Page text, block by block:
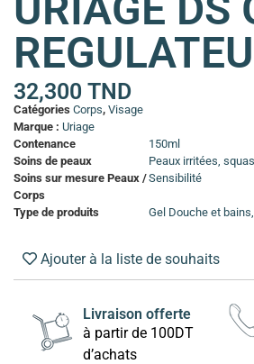
32,300TND
Catégories Corps,Visage
Marque :Uriage
Contenance
150ml
Soins de peaux
Peaux irritées,
Soins sur mesure Peaux /
Corps
Sensibilité
Type de produits Gel Douche et
Ajouter à la liste de souhaits
Livraison offerte
à partir de 100DT
d’achats